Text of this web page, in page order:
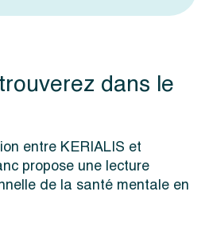
dans le
entre KERIALIS et
propose une lecture
de la santé mentale en